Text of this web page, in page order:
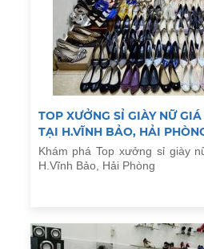
TOP XƯỞNG SỈ GIÀY NỮ
TẠI H.VĨNH BẢO, HẢI
Khám phá Top xưởng sỉ giày
H.Vĩnh Bảo, Hải Phòng